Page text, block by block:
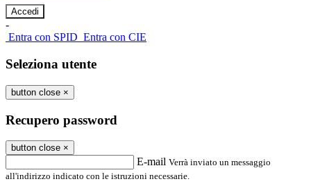
-
Entra con SPID Entra con CIE
Seleziona utente
button close ×
Recupero password
button close ×
E-mail Verrà inviato un messaggio
all'indirizzo indicato con le istruzioni necessarie.